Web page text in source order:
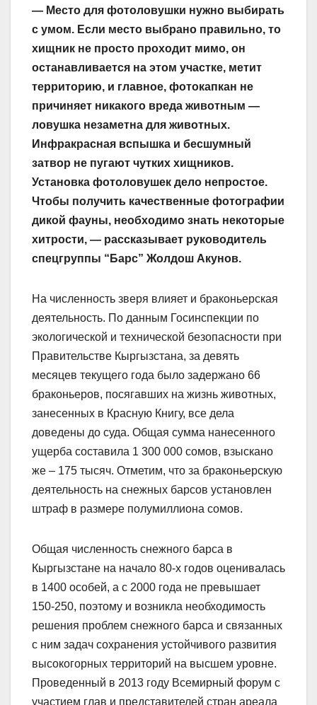
— Место для фотоловушки нужно выбирать
с умом. Если место выбрано правильно, то
хищник не просто проходит мимо, он
останавливается на этом участке, метит
территорию, и главное, фотокапкан не
причиняет никакого вреда животным —
ловушка незаметна для животных.
Инфракрасная вспышка и бесшумный
затвор не пугают чутких хищников.
Установка фотоловушек дело непростое.
Чтобы получить качественные фотографии
дикой фауны, необходимо знать некоторые
хитрости, — рассказывает руководитель
спецгруппы “Барс” Жолдош Акунов.
На численность зверя влия­ет и браконьерская
деятельность. По данным Госинспекции по
экологической и технической безопасности при
Правительстве Кыргызстана, за девять
месяцев текущего года было задержано 66
браконьеров, посягавших на жизнь животных,
занесенных в Красную Книгу, все дела
доведены до суда. Общая сумма нанесенного
ущерба составила 1 300 000 сомов, взыскано
же – 175 тысяч. Отметим, что за браконьерскую
деятельность на снежных барсов установлен
штраф в размере полумиллиона сомов.
Общая численность снежного барса в
Кыргызстане на начало 80-х годов оценивалась
в 1400 особей, а с 2000 года не превышает
150-250, поэтому и возникла необходимость
решения проблем снежного барса и связанных
с ним задач сохранения устойчивого развития
высокогорных территорий на высшем уровне.
Проведенный в 2013 году Всемирный форум с
участием глав и представителей стран ареала